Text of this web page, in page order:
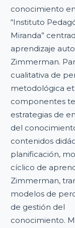
conocimiento
“Instituto
Miranda”
aprendizaje
Zimmerman.
cualitativa de
metodológica
componentes
estrategias de
del
contenidos
planificación,
cíclico de
Zimmerman,
modelos de
de gestión del
conocimiento.